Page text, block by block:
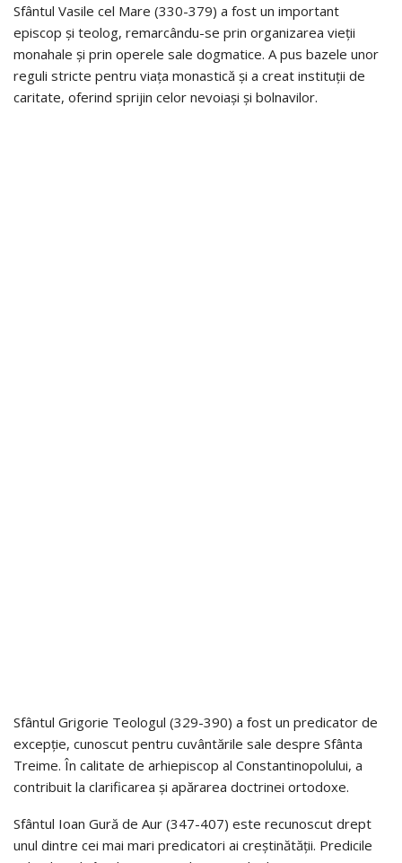
Sfântul Vasile cel Mare (330-379) a fost un important
episcop și teolog, remarcându-se prin organizarea vieții
monahale și prin operele sale dogmatice. A pus bazele unor
reguli stricte pentru viața monastică și a creat instituții de
caritate, oferind sprijin celor nevoiași și bolnavilor.
Sfântul Grigorie Teologul (329-390) a fost un predicator de
excepție, cunoscut pentru cuvântările sale despre Sfânta
Treime. În calitate de arhiepiscop al Constantinopolului, a
contribuit la clarificarea și apărarea doctrinei ortodoxe.
Sfântul Ioan Gură de Aur (347-407) este recunoscut drept
unul dintre cei mai mari predicatori ai creștinătății. Predicile